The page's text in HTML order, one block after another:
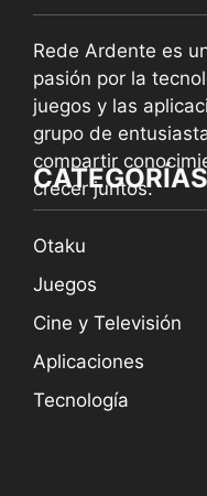
Rede Ardente es
pasión por la
juegos y las
grupo de
compartir
crecer juntos.
CATEGORÍAS
Otaku
Juegos
Cine y Televisión
Aplicaciones
Tecnología